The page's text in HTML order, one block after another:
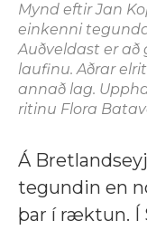
Mynd eftir Jan
einkenni
Auðveldast er
laufinu. Aðrar
annað lag.
ritinu Flora
Á
tegundin en
þar í ræktun. Í